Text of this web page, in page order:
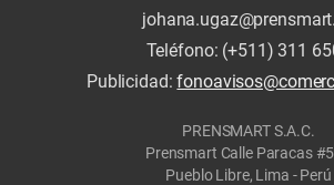
Teléfono: (+511) 311
Publicidad:
PRENSMART S.A.C.
Prensmart Calle Paracas
Pueblo Libre, Lima - Perú